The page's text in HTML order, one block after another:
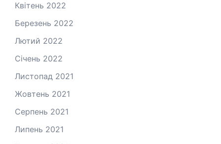
Квітень 2022
Березень 2022
Лютий 2022
Січень 2022
Листопад 2021
Жовтень 2021
Серпень 2021
Липень 2021